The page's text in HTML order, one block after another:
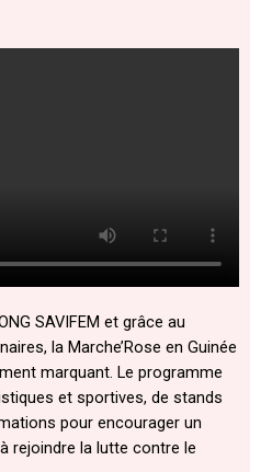
SAVIFEM et grâce au
la Marche’Rose en Guinée
marquant. Le programme
et sportives, de stands
pour encourager un
rejoindre la lutte contre le